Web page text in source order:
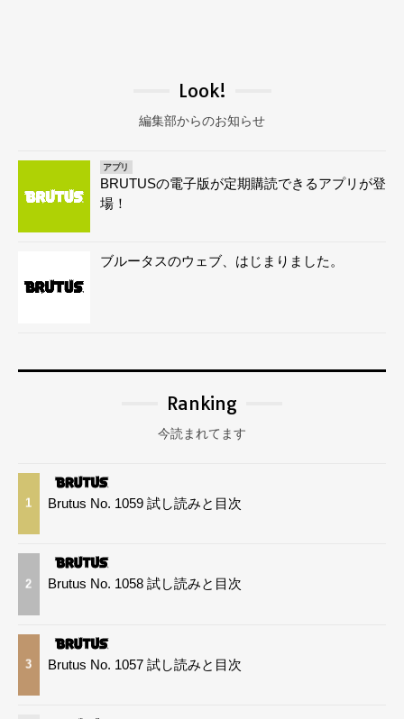
Look!
編集部からのお知らせ
アプリ
BRUTUSの電子版が定期購読できるアプリが登
場！
ブルータスのウェブ、はじまりました。
Ranking
今読まれてます
1 Brutus No. 1059 試し読みと目次
2 Brutus No. 1058 試し読みと目次
3 Brutus No. 1057 試し読みと目次